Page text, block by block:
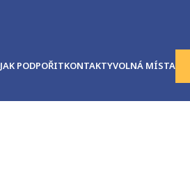
JAK PODPOŘITKONTAKTYVOLNÁ MÍSTA